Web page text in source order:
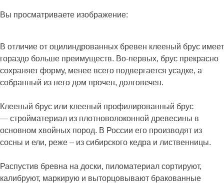
Вы просматриваете изображение:
В отличие от оцилиндрованных бревен клееный брус имеет
гораздо больше преимуществ. Во-первых, брус прекрасно
сохраняет форму, менее всего подвергается усадке, а
собранный из него дом прочен, долговечен.
Клееный брус или клееный профилированный брус
— стройматериал из плотноволоконной древесины в
основном хвойных пород. В России его производят из
сосны и ели, реже – из сибирского кедра и лиственницы.
Распустив бревна на доски, пиломатериал сортируют,
калибруют, маркирую и выторцовывают бракованные